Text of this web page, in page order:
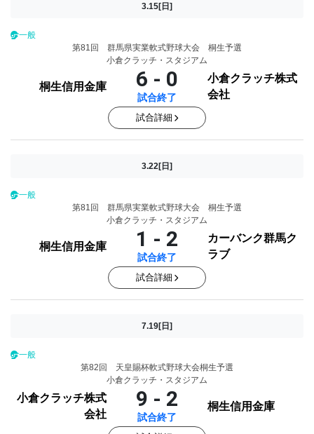
3.15[日]
一般
第81回 群馬県実業軟式野球大会 桐生予選
小倉クラッチ・スタジアム
桐生信用金庫 6 - 0
試合終了
小倉クラッチ株式
会社
試合詳細
3.22[日]
一般
第81回 群馬県実業軟式野球大会 桐生予選
小倉クラッチ・スタジアム
桐生信用金庫 1 - 2
試合終了
カーバンク群馬ク
ラブ
試合詳細
7.19[日]
一般
第82回 天皇賜杯軟式野球大会桐生予選
小倉クラッチ・スタジアム
小倉クラッチ株式
会社
9 - 2
試合終了
桐生信用金庫